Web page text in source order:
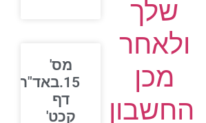
שלך
ולאחר
מכן
החשבון
מס'
15.באד"ר
דף
קכט'